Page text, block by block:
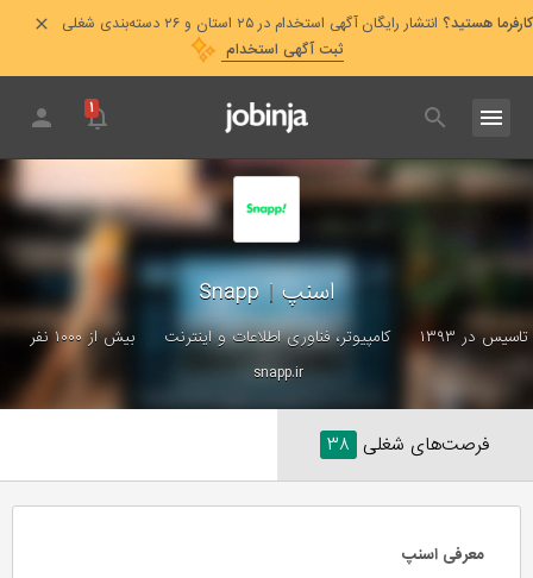
کارفرما هستید؟ انتشار رایگان آگهی استخدام در ۲۵ استان و ۲۶ دسته‌بندی شغلی
ثبت آگهی استخدام
۱
اسنپ|
Snapp
تاسیس در ۱۳۹۳ کامپیوتر، فناوری اطلاعات و اینترنت
بیش از ۱۰۰۰ نفر
snapp.ir
فرصت‌های شغلی ۳۸
معرفی اسنپ